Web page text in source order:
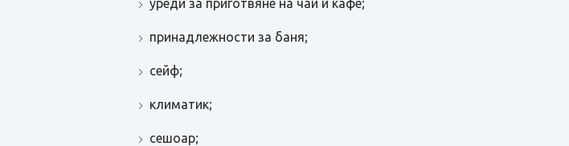
уреди за приготвяне на чай и кафе;
принадлежности за баня;
сейф;
климатик;
сешоар;